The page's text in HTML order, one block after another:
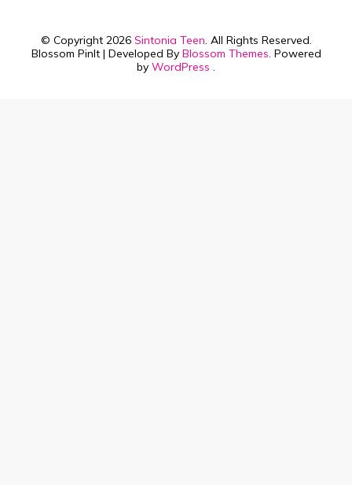
© Copyright 2026 Sintonia Teen. All Rights Reserved.
Blossom PinIt | Developed By Blossom Themes. Powered
by WordPress .